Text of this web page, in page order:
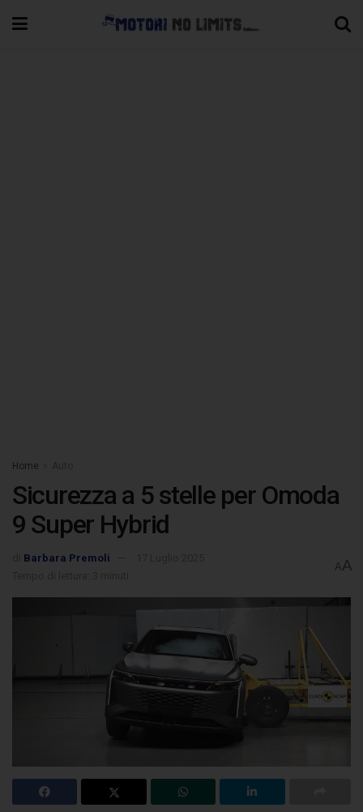
Home
Sicurezza a 5 stelle per Omoda
9 Super Hybrid
Barbara Premoli
AA